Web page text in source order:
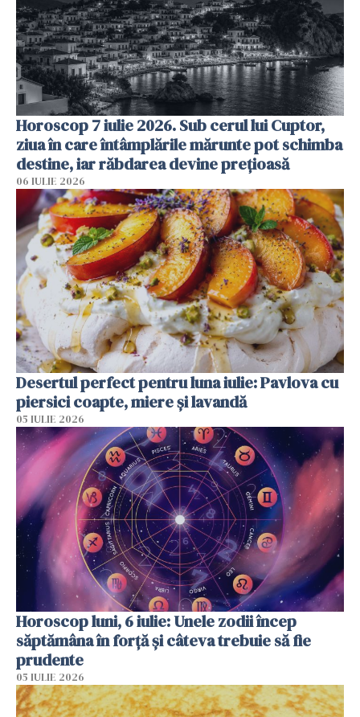
Horoscop 7 iulie 2026. Sub cerul lui Cuptor,
ziua în care întâmplările mărunte pot schimba
destine, iar răbdarea devine prețioasă
06 IULIE 2026
Desertul perfect pentru luna iulie: Pavlova cu
piersici coapte, miere și lavandă
05 IULIE 2026
Horoscop luni, 6 iulie: Unele zodii încep
săptămâna în forță și câteva trebuie să fie
prudente
05 IULIE 2026